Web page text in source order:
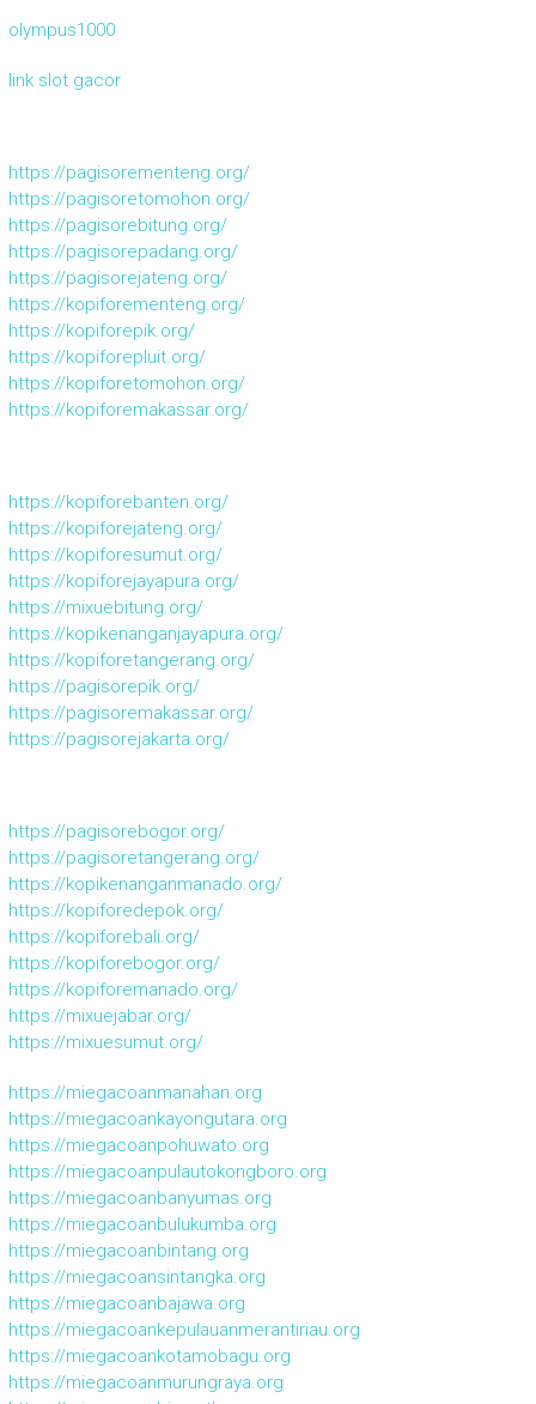
olympus1000
link slot gacor
https://pagisorementeng.org/
https://pagisoretomohon.org/
https://pagisorebitung.org/
https://pagisorepadang.org/
https://pagisorejateng.org/
https://kopiforementeng.org/
https://kopiforepik.org/
https://kopiforepluit.org/
https://kopiforetomohon.org/
https://kopiforemakassar.org/
https://kopiforebanten.org/
https://kopiforejateng.org/
https://kopiforesumut.org/
https://kopiforejayapura.org/
https://mixuebitung.org/
https://kopikenanganjayapura.org/
https://kopiforetangerang.org/
https://pagisorepik.org/
https://pagisoremakassar.org/
https://pagisorejakarta.org/
https://pagisorebogor.org/
https://pagisoretangerang.org/
https://kopikenanganmanado.org/
https://kopiforedepok.org/
https://kopiforebali.org/
https://kopiforebogor.org/
https://kopiforemanado.org/
https://mixuejabar.org/
https://mixuesumut.org/
https://miegacoanmanahan.org
https://miegacoankayongutara.org
https://miegacoanpohuwato.org
https://miegacoanpulautokongboro.org
https://miegacoanbanyumas.org
https://miegacoanbulukumba.org
https://miegacoanbintang.org
https://miegacoansintangka.org
https://miegacoanbajawa.org
https://miegacoankepulauanmerantiriau.org
https://miegacoankotamobagu.org
https://miegacoanmurungraya.org